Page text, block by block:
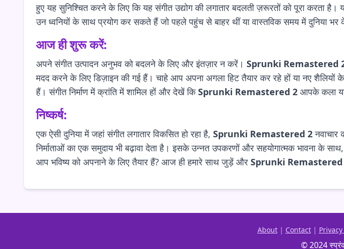
हुए यह सुनिश्चित करने के लिए कि यह संगीत उद्योग की लगातार बदलती ज़रूरतों को पूरा करता
उन ध्वनियों के साथ प्रयोग कर सकते हैं जो पहले पहुंच से बाहर थीं या वास्तविक समय में दुनिया
आज ही शुरू करें:
अपने संगीत उत्पादन अनुभव को बदलने के लिए और इंतज़ार न करें। Sprunki Remastered
मदद करने के लिए डिज़ाइन की गई हैं। चाहे आप अपना अगला हिट तैयार कर रहे हों या नए
हैं। संगीत निर्माण में क्रांति में शामिल हों और देखें किSprunki Remastered 2 आपके कला
निष्कर्ष:
एक ऐसी दुनिया में जहां संगीत लगातार विकसित हो रहा है, Sprunki Remastered 2
निर्माताओं का एक समुदाय भी बढ़ावा देता है। इसके उन्नत उपकरणों और सहयोगात्मक भावना
आप भविष्य को अपनाने के लिए तैयार हैं? आज ही हमारे साथ जुड़ें और Sprunki Remastered
About| Contact|
© 2024